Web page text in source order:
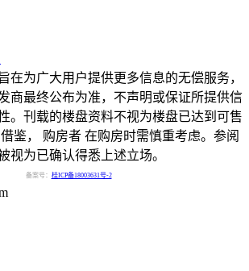
在为广大用户提供更多信息的无偿服务，
商最终公布为准，不声明或保证所提供信
。刊载的楼盘资料不视为楼盘已达到可售
鉴， 购房者 在购房时需慎重考虑。参阅
视为已确认得悉上述立场。
备案号： 桂ICP备18003631号-2